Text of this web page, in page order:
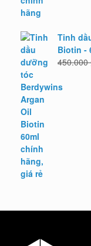
Tinh
Biotin -
450.000